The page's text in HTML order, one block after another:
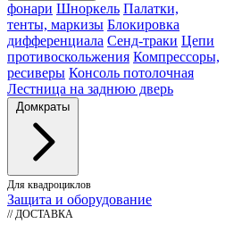
фонари Шноркель Палатки,
тенты, маркизы Блокировка
дифференциала Сенд-траки Цепи
противоскольжения Компрессоры,
ресиверы Консоль потолочная
Лестница на заднюю дверь
Домкраты
Для квадроциклов
Защита и оборудование
// ДОСТАВКА